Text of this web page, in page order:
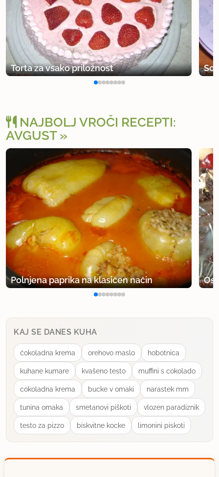
Torta za vsako priložnost
NAJBOLJ VROČI RECEPTI:
AVGUST
Polnjena paprika na klasičen način
KAJ SE DANES KUHA
ćokoladna krema orehovo maslo hobotnica
kuhane kumare kvašeno testo muffini s cokolado
cokoladna krema bucke v omaki narastek mm
tunina omaka smetanovi piškoti vlozen paradiznik
testo za pizzo biskvitne kocke limonini piskoti